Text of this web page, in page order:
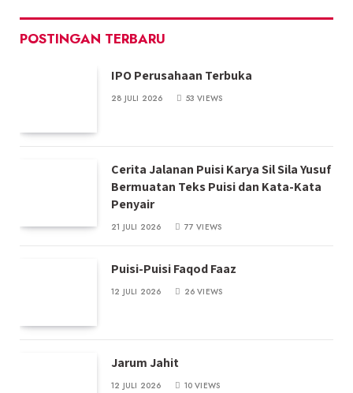
POSTINGAN TERBARU
IPO Perusahaan Terbuka
28 JULI 2026 53VIEWS
Cerita Jalanan Puisi Karya Sil Sila Yusuf
Bermuatan Teks Puisi dan Kata-Kata
Penyair
21 JULI 2026 77VIEWS
Puisi-Puisi Faqod Faaz
12 JULI 2026 26VIEWS
Jarum Jahit
12 JULI 2026 10VIEWS